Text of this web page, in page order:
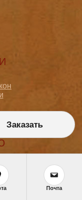
Заказать
Почта